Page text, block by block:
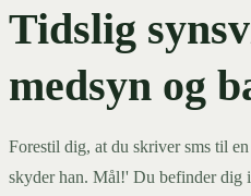
Tidslig
medsyn og
Forestil dig, at du skriver sms til
skyder han. Mål!' Du befinder dig